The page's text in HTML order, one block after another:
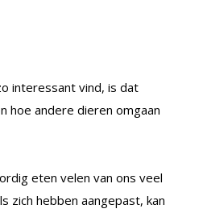
interessant vind, is dat
hoe andere dieren omgaan
eten velen van ons veel
zich hebben aangepast, kan